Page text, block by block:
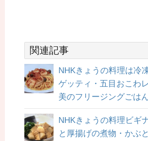
関連記事
NHKきょうの料理は冷
ゲッティ・五目おこわ
美のフリージングごは
NHKきょうの料理ビギ
と厚揚げの煮物・かぶ